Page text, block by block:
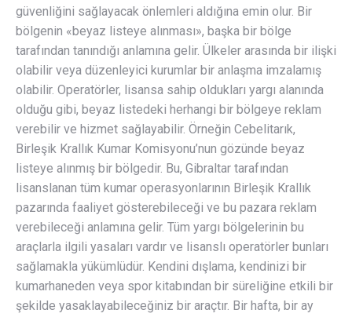
güvenliğini sağlayacak önlemleri aldığına emin olur. Bir
bölgenin «beyaz listeye alınması», başka bir bölge
tarafından tanındığı anlamına gelir. Ülkeler arasında bir ilişki
olabilir veya düzenleyici kurumlar bir anlaşma imzalamış
olabilir. Operatörler, lisansa sahip oldukları yargı alanında
olduğu gibi, beyaz listedeki herhangi bir bölgeye reklam
verebilir ve hizmet sağlayabilir. Örneğin Cebelitarık,
Birleşik Krallık Kumar Komisyonu’nun gözünde beyaz
listeye alınmış bir bölgedir. Bu, Gibraltar tarafından
lisanslanan tüm kumar operasyonlarının Birleşik Krallık
pazarında faaliyet gösterebileceği ve bu pazara reklam
verebileceği anlamına gelir. Tüm yargı bölgelerinin bu
araçlarla ilgili yasaları vardır ve lisanslı operatörler bunları
sağlamakla yükümlüdür. Kendini dışlama, kendinizi bir
kumarhaneden veya spor kitabından bir süreliğine etkili bir
şekilde yasaklayabileceğiniz bir araçtır. Bir hafta, bir ay